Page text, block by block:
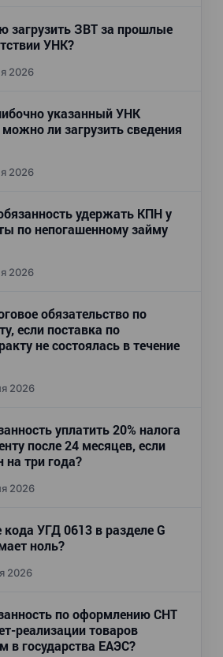
загрузить ЗВТ за прошлые
УНК?
2026
указанный УНК
ли загрузить сведения
2026
удержать КПН у
по непогашенному займу
2026
обязательство по
если поставка по
не состоялась в течение
2026
уплатить 20% налога
после 24 месяцев, если
на три года?
2026
УГД 0613 в разделе G
ноль?
2026
по оформлению СНТ
реализации товаров
в государства ЕАЭС?